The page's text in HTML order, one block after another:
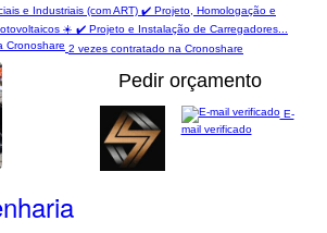
e Industriais (com ART) ✔️ Projeto, Homologação e
☀️ ✔️ Projeto e Instalação de Carregadores...
2 vezes contratado na Cronoshare
Pedir orçamento
E-
mail verificado